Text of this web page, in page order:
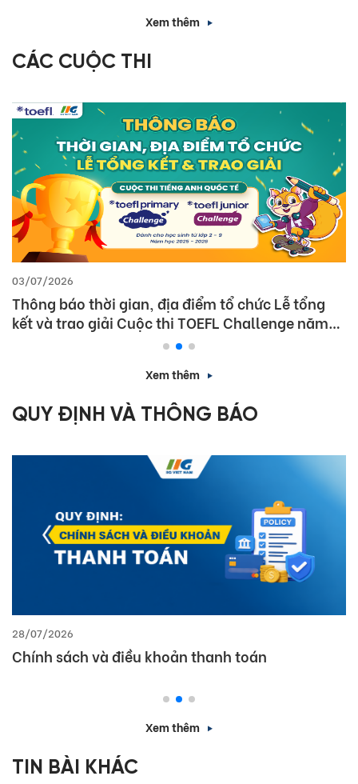
Xem thêm
CÁC CUỘC THI
03/07/2026
Thông báo thời gian, địa điểm tổ chức Lễ tổng
kết và trao giải Cuộc thi TOEFL Challenge năm
Xem thêm
QUY ĐỊNH VÀ THÔNG BÁO
28/07/2026
Chính sách và điều khoản thanh toán
Xem thêm
TIN BÀI KHÁC